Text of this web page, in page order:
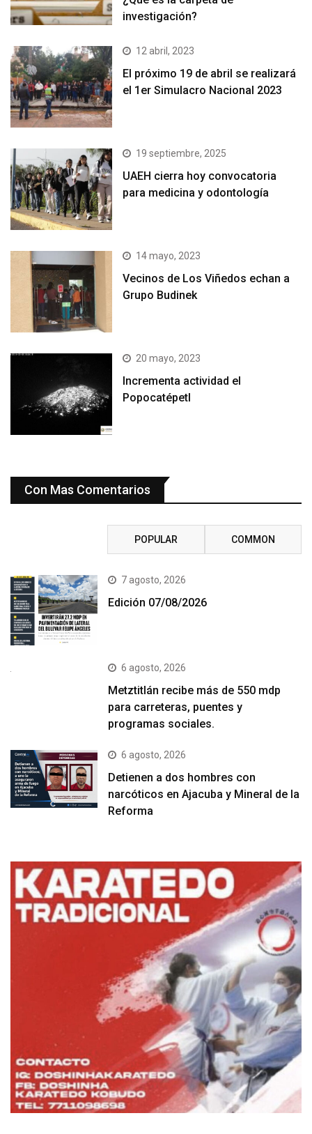
investigación?
12 abril, 2023
El próximo 19 de abril se realizará
el 1er Simulacro Nacional 2023
19 septiembre, 2025
UAEH cierra hoy convocatoria
para medicina y odontología
14 mayo, 2023
Vecinos de Los Viñedos echan a
Grupo Budinek
20 mayo, 2023
Incrementa actividad el
Popocatépetl
Con Mas Comentarios
POPULAR COMMON
7 agosto, 2026
Edición 07/08/2026
6 agosto, 2026
Metztitlán recibe más de 550 mdp
para carreteras, puentes y
programas sociales.
6 agosto, 2026
Detienen a dos hombres con
narcóticos en Ajacuba y Mineral de la
Reforma